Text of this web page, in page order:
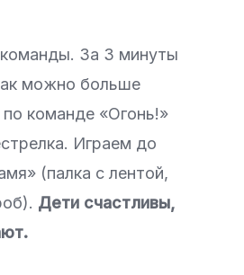
За 3 минуты
можно больше
команде «Огонь!»
Играем до
(палка с лентой,
Дети счастливы,